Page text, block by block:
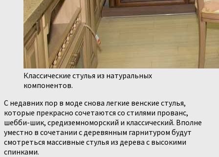
Классические стулья из натуральных
компонентов.
С недавних пор в моде снова легкие венские стулья,
которые прекрасно сочетаются со стилями прованс,
шебби-шик, средиземноморский и классический. Вполне
уместно в сочетании с деревянным гарнитуром будут
смотреться массивные стулья из дерева с высокими
спинками.